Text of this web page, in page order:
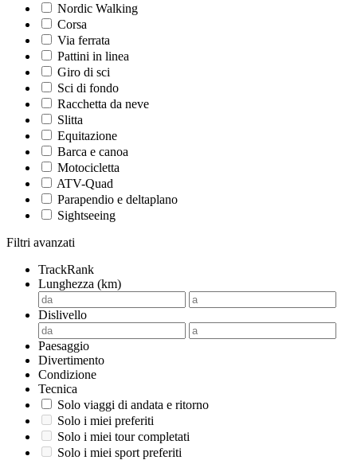
Nordic Walking
Corsa
Via ferrata
Pattini in linea
Giro di sci
Sci di fondo
Racchetta da neve
Slitta
Equitazione
Barca e canoa
Motocicletta
ATV-Quad
Parapendio e deltaplano
Sightseeing
Filtri avanzati
TrackRank
Lunghezza (km)
Dislivello
Paesaggio
Divertimento
Condizione
Tecnica
Solo viaggi di andata e ritorno
Solo i miei preferiti
Solo i miei tour completati
Solo i miei sport preferiti